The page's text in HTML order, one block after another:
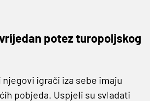
potez turopoljskog
njegovi igrači iza sebe imaju
pobjeda. Uspjeli su svladati